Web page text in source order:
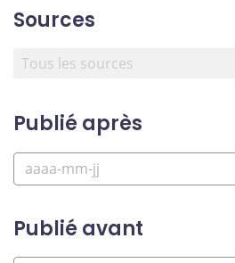
Sources
Publié après
Publié avant